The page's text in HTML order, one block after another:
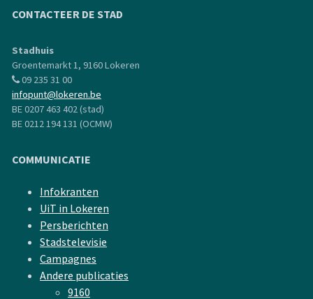
CONTACTEER DE STAD
Stadhuis
Groentemarkt 1, 9160 Lokeren
09 235 31 00
infopunt@lokeren.be
BE 0207 463 402 (stad)
BE 0212 194 131 (OCMW)
COMMUNICATIE
Infokranten
UiT in Lokeren
Persberichten
Stadstelevisie
Campagnes
Andere publicaties
9160